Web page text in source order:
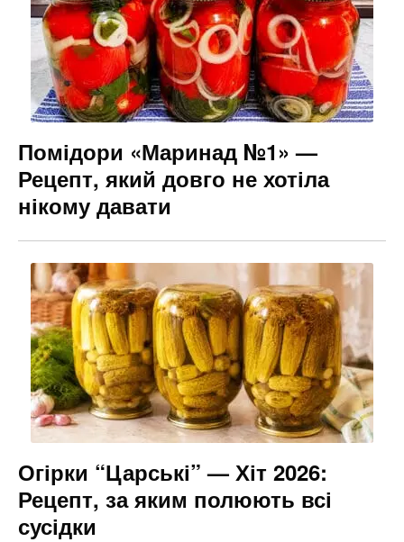
Помідори «Маринад №1» —
Рецепт, який довго не хотіла
нікому давати
Огірки “Царські” — Хіт 2026:
Рецепт, за яким полюють всі
сусідки